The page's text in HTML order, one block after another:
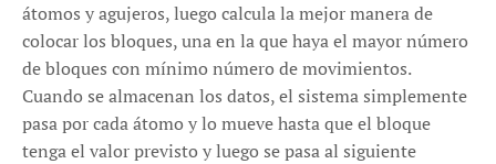
átomos y agujeros, luego calcula la mejor manera de
colocar los bloques, una en la que haya el mayor número
de bloques con mínimo número de movimientos.
Cuando se almacenan los datos, el sistema simplemente
pasa por cada átomo y lo mueve hasta que el bloque
tenga el valor previsto y luego se pasa al siguiente